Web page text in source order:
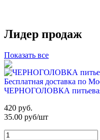
Лидер продаж
Показать все
ЧЕРНОГОЛОВКА питьевая
420 руб.
35.00 руб/шт